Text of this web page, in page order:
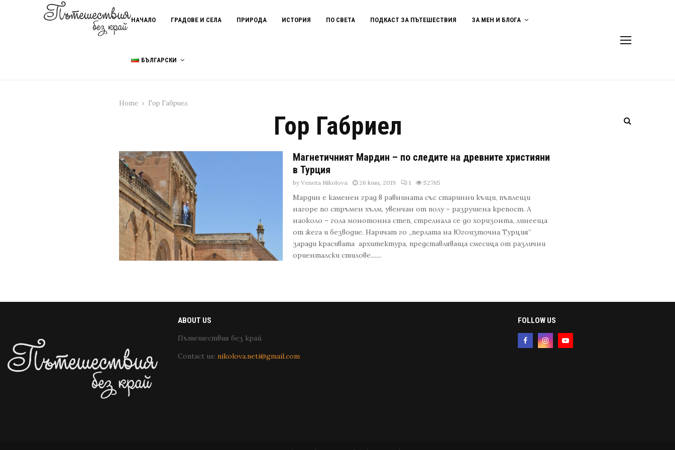
НАЧАЛО ГРАДОВЕ И СЕЛА ПРИРОДА ИСТОРИЯ ПО СВЕТА ПОДКАСТ ЗА ПЪТЕШЕСТВИЯ ЗА МЕН И БЛОГА
БЪЛГАРСКИ
Home Гор Габриел
Гор Габриел
Магнетичният Мардин – по следите на древните християни
в Турция
byVeneta Nikolova 26 юни, 2019 1 52765
Мардин е каменен град в равнината със старинни къщи, пъплещи
нагоре по стръмен хълм, увенчан от полу – разрушена крепост. А
наоколо – гола монотонна степ, стрелнала се до хоризонта, линееща
от жега и безводие. Наричат го „перлата на Югоизточна Турция“
заради красивата архитектура, представляваща смесица от различни
ориенталски стилове.......
ABOUT US
Пътешествия без край.
Contact us: nikolova.neti@gmail.com
FOLLOW US